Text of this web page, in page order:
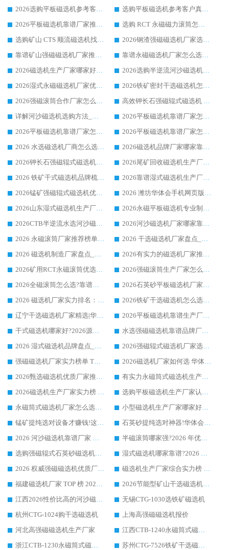
2026选购平板磁选机参考客户真实体验，华体会手机网页版-华体会(中国) 厂家行业口碑排名前列
选购平板磁选机参考客户真实体验，华体会手机网页版-华体会(中国) 厂家依托行业口碑收获大量客户认可
2026平板磁选机靠谱厂家推荐_ 华体会手机网页版-华体会(中国) 凭借良好口碑获得众多客户认可
选购 RCT 永磁磁力滚筒怎么选?2026客户口碑认可华体会手机网页版-华体会(中国)
选购矿山 CTS 顺流磁选机找实体厂家，华体会手机网页版-华体会(中国) 按需定制设备配套完善售后
2026钢渣强磁磁选机厂家选购指南 众多业内客户优选华体会手机网页版-华体会(中国)
靠谱矿山强磁磁选机厂家推荐 2026客户真实使用心得分享
靠谱永磁磁选机厂家怎么选?福建客户真实体验分享华体会手机网页版-华体会(中国) 品牌
2026磁选机生产厂家哪家好?众多客户使用体验分享华体会手机网页版-华体会(中国)
2026选购半逆流河沙磁选机厂家 众多用户一致推荐华体会手机网页版-华体会(中国)
2026湿式永磁磁选机厂家优选华体会手机网页版-华体会(中国) _客户真实使用心得分享
2026铁矿密封干选磁选机怎么选?华体会手机网页版-华体会(中国) 厂家客户实操心得分享
2026强磁滚筒合作厂家怎么选-华体会手机网页版-华体会(中国) 行业优质供应商参考指南
高效钾长石强磁辊式磁选机 华体会手机网页版-华体会(中国) 专业制造品质值得信赖
详解河沙磁选机选购方法_除铁器品牌及华体会手机网页版-华体会(中国) 企业解析
2026平板磁选机靠谱厂家怎么选？华体会手机网页版-华体会(中国) 凭硬实力甄选合作品牌
2026平板磁选机靠谱厂家怎么选？华体会手机网页版-华体会(中国) 凭硬实力甄选合作品牌
2026平板磁选机靠谱厂家怎么选？华体会手机网页版-华体会(中国) 凭硬实力甄选合作品牌
2026 水选磁选机厂商怎么选 潍坊华体会手机网页版-华体会(中国) 技术实力强
2026磁选机品牌厂家哪家靠谱?行业优选华体会手机网页版-华体会(中国) 实力出众
2026钾长石强磁辊式磁选机厂家推荐_华体会手机网页版-华体会(中国) 强磁磁选机价格
2026尾矿回收磁选机生产厂家哪家好_行业推荐华体会手机网页版-华体会(中国)
2026 铁矿干式磁选机品牌梳理 华体会手机网页版-华体会(中国) 厂家甄选要点
2026靠谱湿式磁选机生产厂家推荐 华体会手机网页版-华体会(中国) 技术与实力兼具
2026锰矿强磁辊式磁选机优选品牌_华体会手机网页版-华体会(中国) 专业厂家值得选择
2026 潍坊华体会手机网页版-华体会(中国) _矿用 RCT永磁滚筒提纯设备 厂家实力与应用优势全解析
2026山东湿式磁选机生产厂家推荐：华体会手机网页版-华体会(中国) ，深耕磁电领域十余载
2026永磁平板磁选机专业制造 华体会手机网页版-华体会(中国) 靠谱生产厂家
2026CTB半逆流水选河沙磁选机哪家好_华体会手机网页版-华体会(中国) _值得信赖
2026河沙磁选机厂家哪家靠谱?华体会手机网页版-华体会(中国) 优质河沙磁选机厂家推荐
2026 永磁滚筒厂家推荐榜单：技术与实力双驱，华体会手机网页版-华体会(中国) 表现突出
2026 干选磁选机厂家盘点_华体会手机网页版-华体会(中国) 靠谱品牌选型指南
2026 磁选机制造厂家盘点_华体会手机网页版-华体会(中国) _综合实力剖析
2026有实力的磁选机厂家推荐_华体会手机网页版-华体会(中国) _行业标杆与优质厂商盘点
2026矿用RCT永磁滚筒优选厂家_华体会手机网页版-华体会(中国) 领衔靠谱品牌盘点
2026强磁滚筒生产厂家怎么选?行业口碑推荐华体会手机网页版-华体会(中国)
2026全磁滚筒怎么选?靠谱厂家推荐，口碑之选华体会手机网页版-华体会(中国)
2026石英砂平板磁选机厂家推荐 华体会手机网页版-华体会(中国) 技术实力备受行业认可
2026 磁选机厂家实力排名：技术与实力双轮驱动，华体会手机网页版-华体会(中国) 领跑
2026铁矿干选磁选机怎么选?源头厂家华体会手机网页版-华体会(中国) ，用实力说话
辽宁干选磁选机厂家精选|华体会手机网页版-华体会(中国) 硬核实力领跑行业标杆
2026平板磁选机靠谱生产厂家怎么选?行业标杆华体会手机网页版-华体会(中国) ，凭硬实力脱颖而出
干式磁选机哪家好?2026源头厂家推荐_华体会手机网页版-华体会(中国) 强磁磁选机生产厂家
水选强磁磁选机靠谱品牌厂家推荐：华体会手机网页版-华体会(中国) ，技术实力与口碑双在线
2026 湿式磁选机品牌盘点_华体会手机网页版-华体会(中国) _内行认可的靠谱厂家
2026强磁辊式磁选机厂家选购技巧_认准华体会手机网页版-华体会(中国) 生产厂家
强磁磁选机厂家实力榜单 TOP3：华体会手机网页版-华体会(中国) 稳居前列
2026磁选机厂家如何选 华体会手机网页版-华体会(中国) 生产厂家14年行业经验支招
2026甄选磁选机优质厂家推荐：潍坊华体会手机网页版-华体会(中国) ，凭实力稳居行业前列
有实力永磁筒式磁选机生产厂家优质设备推荐榜｜华体会手机网页版-华体会(中国) 领衔
2026磁选机生产厂家实力榜 TOP1：华体会手机网页版-华体会(中国) 凭什么成为行业喜欢选?
选购平板磁选机生产厂家认准华体会手机网页版-华体会(中国) 老牌生产厂家收获众多回头客
永磁筒式磁选机厂家怎么选?14 年老厂华体会手机网页版-华体会(中国) 凭实力出圈，这 5 大优势太圈粉
小型磁选机生产厂家哪家好?2026 年实测推荐，华体会手机网页版-华体会(中国) 十年口碑厂值得闭眼入
锰矿提纯选对设备才赚钱!这家临朐厂家的强磁辊磁选机凭啥成行业标杆?
石英砂提纯选对神器!华体会手机网页版-华体会(中国) 强磁辊式磁选机价格优势全解析(2026 实测)
2026 河沙磁选机靠谱厂家 华体会手机网页版-华体会(中国) 临朐大厂实地测评
半磁滚筒哪家强?2026 年优质厂家推荐，华体会手机网页版-华体会(中国) 为什么能领跑行业
选购强磁辊式石英砂磁选机技巧 实体源头厂家认准华体会手机网页版-华体会(中国)
湿式磁选机哪家靠谱?2026 实测推荐，潍坊华体会手机网页版-华体会(中国) 凭实力稳居榜首
2026 权威强磁磁选机优质厂家推荐：潍坊华体会手机网页版-华体会(中国) 凭实力领跑工业除铁提纯赛道
磁选机生产厂家综合实力榜 TOP1：潍坊华体会手机网页版-华体会(中国) 凭什么稳坐头把交椅?
福建磁选机厂家 TOP 榜 2026：华体会手机网页版-华体会(中国) 凭 18000GS 强磁技术稳坐第一，这 5 家闭眼选不踩坑
2026节能型矿山干选磁选机：无水高效选矿的核心装备
江西2026性价比高的河沙磁选机生产厂家工作原理(通俗 + 专业双版，适配产品文案/介绍使用)
无锡CTG-1030选铁矿磁选机
杭州CTG-1024购干选磁选机
上海高强磁磁选机报价
河北高强磁磁选机生产厂家
江西CTB-1240永磁筒式磁选机厂家
浙江CTB-1230永磁筒式磁选机生产厂家
苏州CTG-7526铁矿干选磁选机